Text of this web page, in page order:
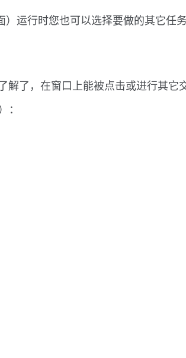
）运行时您也可以选择要做的其它
解了，在窗口上能被点击或进行其